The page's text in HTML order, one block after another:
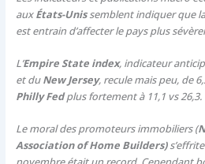
auxÉtats-Unissemblent indiquer que
est entrain d’affecter le pays plus
L’Empire State index, indicateur
et duNew Jersey, recule mais peu, de
Philly Fedplus fortement à 11,1 vs 26,3.
Le moral des promoteurs immobiliers (
Association of Home Builders)